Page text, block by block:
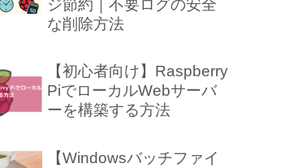
ジ節約｜不要ログの安全
な削除方法
【初心者向け】Raspberry
PiでローカルWebサーバ
ーを構築する方法
【Windowsバッチファイ